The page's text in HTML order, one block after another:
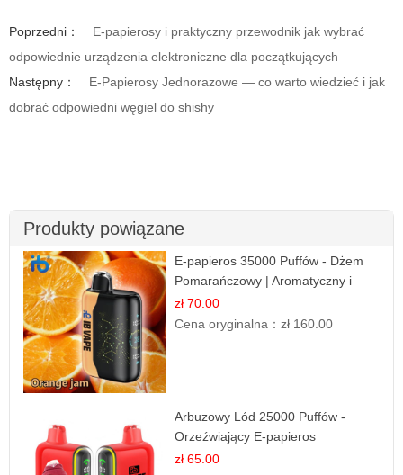
Poprzedni：
E-papierosy i praktyczny przewodnik jak wybrać
odpowiednie urządzenia elektroniczne dla początkujących
Następny：
E-Papierosy Jednorazowe — co warto wiedzieć i jak
dobrać odpowiedni węgiel do shishy
Produkty powiązane
E-papieros 35000 Puffów - Dżem
Pomarańczowy | Aromatyczny i
Długotrwały
zł 70.00
Cena oryginalna：zł 160.00
Arbuzowy Lód 25000 Puffów -
Orzeźwiający E-papieros
Jednorazowy
zł 65.00